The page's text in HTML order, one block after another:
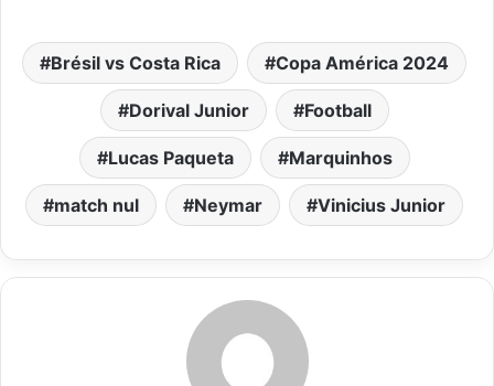
Brésil vs Costa Rica Copa América 2024
Dorival Junior Football
Lucas Paqueta Marquinhos
match nul Neymar Vinicius Junior